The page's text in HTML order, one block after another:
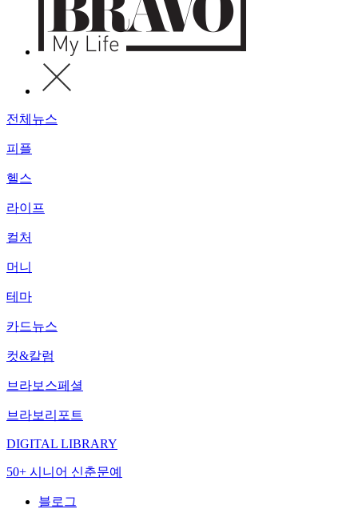
전체뉴스
피플
헬스
라이프
컬처
머니
테마
카드뉴스
컷&칼럼
브라보스페셜
브라보리포트
DIGITAL LIBRARY
50+ 시니어 신춘문예
블로그